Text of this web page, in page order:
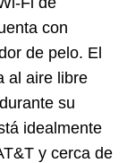
con
de pelo. El
al aire libre
su
idealmente
y cerca de